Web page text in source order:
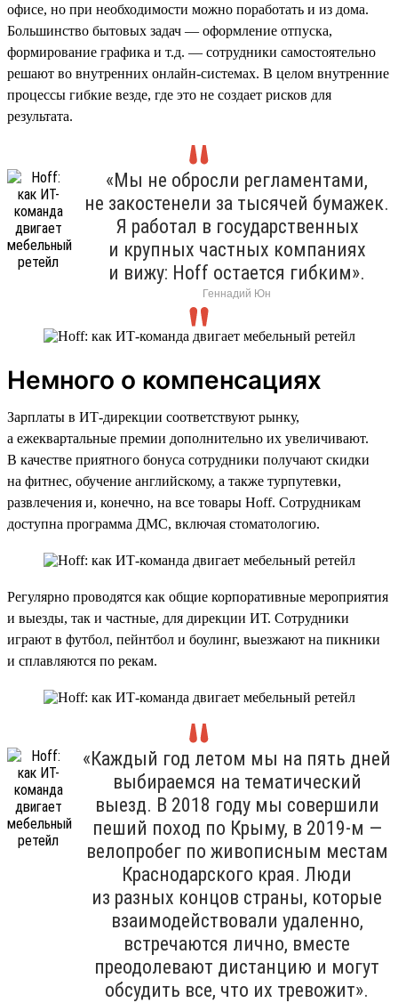
офисе, но при необходимости можно поработать и из дома.
Большинство бытовых задач — оформление отпуска,
формирование графика и т.д. — сотрудники самостоятельно
решают во внутренних онлайн-системах. В целом внутренние
процессы гибкие везде, где это не создает рисков для
результата.
«Мы не обросли регламентами,
не закостенели за тысячей бумажек.
Я работал в государственных
и крупных частных компаниях
и вижу: Hoff остается гибким».
Геннадий Юн
Немного о компенсациях
Зарплаты в ИТ-дирекции соответствуют рынку,
а ежеквартальные премии дополнительно их увеличивают.
В качестве приятного бонуса сотрудники получают скидки
на фитнес, обучение английскому, а также турпутевки,
развлечения и, конечно, на все товары Hoff. Сотрудникам
доступна программа ДМС, включая стоматологию.
Регулярно проводятся как общие корпоративные мероприятия
и выезды, так и частные, для дирекции ИТ. Сотрудники
играют в футбол, пейнтбол и боулинг, выезжают на пикники
и сплавляются по рекам.
«Каждый год летом мы на пять дней
выбираемся на тематический
выезд. В 2018 году мы совершили
пеший поход по Крыму, в 2019-м —
велопробег по живописным местам
Краснодарского края. Люди
из разных концов страны, которые
взаимодействовали удаленно,
встречаются лично, вместе
преодолевают дистанцию и могут
обсудить все, что их тревожит».